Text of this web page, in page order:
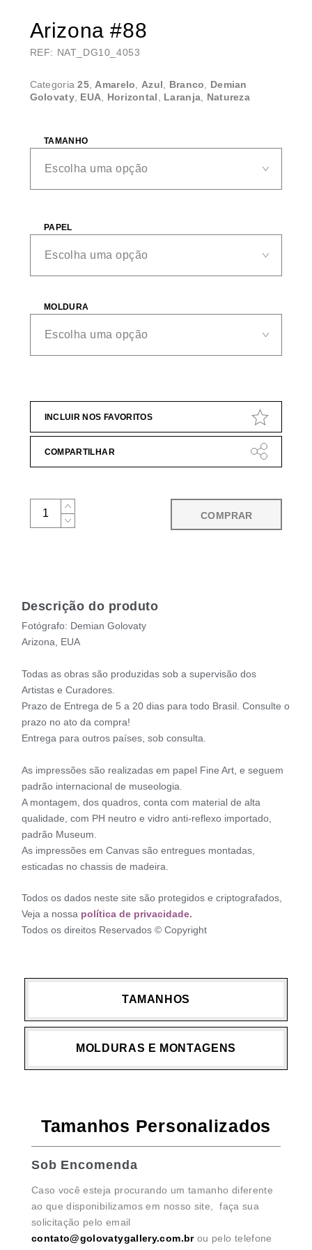
Arizona #88
REF: NAT_DG10_4053
Categoria25, Amarelo Azul Branco
Demian
Golovaty, EUA Horizontal Laranja Natureza
TAMANHO
PAPEL
MOLDURA
INCLUIR NOS FAVORITOS
COMPARTILHAR
COMPRAR
Descrição do produto
Fotógrafo: Demian Golovaty
Arizona, EUA
Todas as obras são produzidas sob a supervisão dos
Artistas e Curadores.
Prazo de Entrega de 5 a 20 dias para todo Brasil. Consulte o
prazo no ato da compra!
Entrega para outros países, sob consulta.
As impressões são realizadas em papel Fine Art, e seguem
padrão internacional de museologia.
A montagem, dos quadros, conta com material de alta
qualidade, com PH neutro e vidro anti-reflexo importado,
padrão Museum.
As impressões em Canvas são entregues montadas,
esticadas no chassis de madeira.
Todos os dados neste site são protegidos e criptografados,
Veja a nossa política de privacidade.
Todos os direitos Reservados © Copyright
TAMANHOS
MOLDURAS E MONTAGENS
Tamanhos Personalizados
Sob Encomenda
Caso você esteja procurando um tamanho diferente
ao que disponibilizamos em nosso site, faça sua
solicitação pelo email
contato@golovatygallery.com.brou pelo telefone